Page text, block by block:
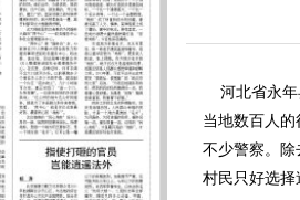
河北省永年
当地数百人
不少警察。除
村民只好选择